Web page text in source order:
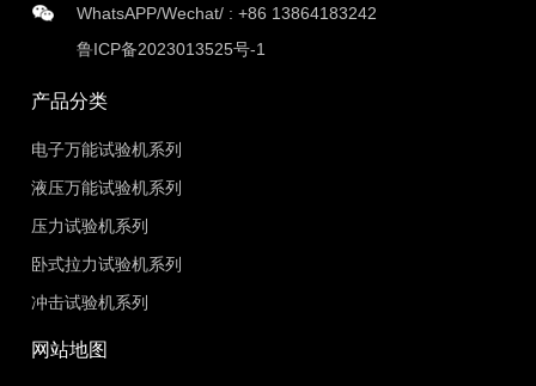
WhatsAPP/Wechat/ :+86 13864183242
鲁ICP备2023013525号-1
产品分类
电子万能试验机系列
液压万能试验机系列
压力试验机系列
卧式拉力试验机系列
冲击试验机系列
网站地图